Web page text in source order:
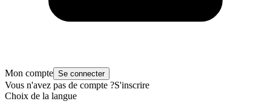
Mon compte Se connecter
Vous n'avez pas de compte ?S'inscrire
Choix de la langue